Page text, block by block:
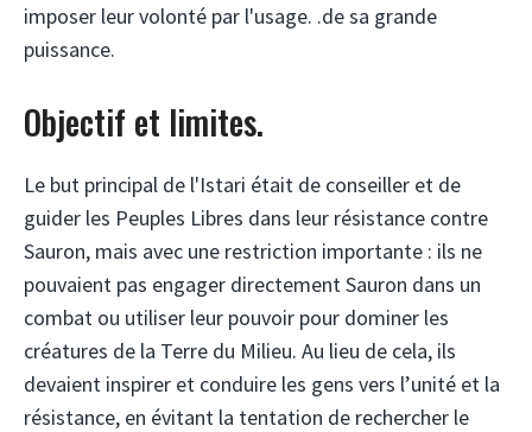
imposer leur volonté par l'usage. .de sa grande
puissance.
Objectif et limites.
Le but principal de l'Istari était de conseiller et de
guider les Peuples Libres dans leur résistance contre
Sauron, mais avec une restriction importante : ils ne
pouvaient pas engager directement Sauron dans un
combat ou utiliser leur pouvoir pour dominer les
créatures de la Terre du Milieu. Au lieu de cela, ils
devaient inspirer et conduire les gens vers l’unité et la
résistance, en évitant la tentation de rechercher le